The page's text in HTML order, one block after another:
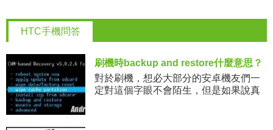
HTC手機問答
刷機時backup and restore什麼意思？
對於刷機，想必大部分的安卓機友們一
定對這個字眼不會陌生，但是如果說真